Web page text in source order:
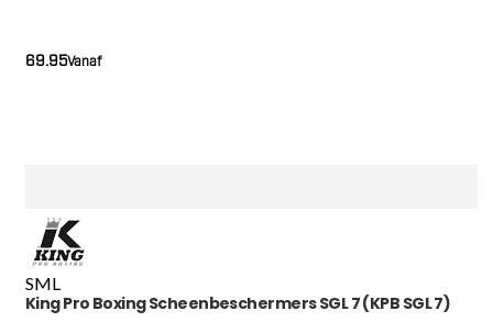
Vanaf
69.95
SML
King Pro Boxing Scheenbeschermers SGL 7 (KPB SGL 7)